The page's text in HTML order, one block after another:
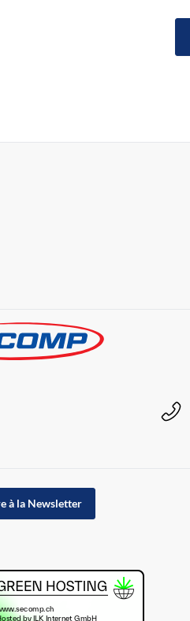
à la Newsletter